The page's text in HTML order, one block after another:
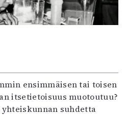
ensimmäisen tai toisen
itsetietoisuus muotoutuu?
suhdetta